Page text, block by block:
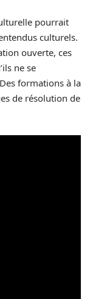
pourrait
culturels.
ouverte, ces
ne se
formations à la
de résolution de